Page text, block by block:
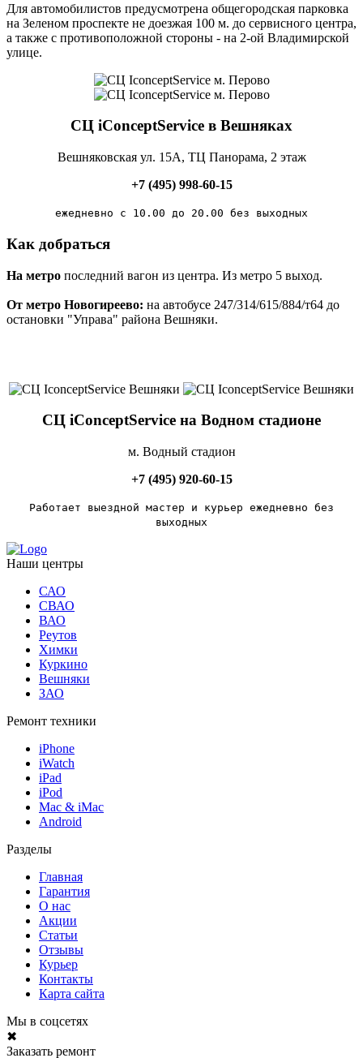
Для автомобилистов предусмотрена общегородская парковка
на Зеленом проспекте не доезжая 100 м. до сервисного центра,
а также с противоположной стороны - на 2-ой Владимирской
улице.
СЦ iConceptService в Вешняках
Вешняковская ул. 15А, ТЦ Панорама, 2 этаж
+7 (495) 998-60-15
ежедневно с 10.00 до 20.00 без выходных
Как добраться
На метро последний вагон из центра. Из метро 5 выход.
От метро Новогиреево: на автобусе 247/314/615/884/т64 до
остановки "Управа" района Вешняки.
СЦ iConceptService на Водном стадионе
м. Водный стадион
+7 (495) 920-60-15
Работает выездной мастер и курьер ежедневно без
выходных
Наши центры
САО
СВАО
ВАО
Реутов
Химки
Куркино
Вешняки
ЗАО
Ремонт техники
iPhone
iWatch
iPad
iPod
Mac & iMac
Android
Разделы
Главная
Гарантия
О нас
Акции
Статьи
Отзывы
Курьер
Контакты
Карта сайта
Мы в соцсетях
✖
Заказать ремонт